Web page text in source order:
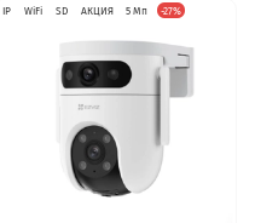
IP WiFi SD АКЦИЯ 5 Мп -27%